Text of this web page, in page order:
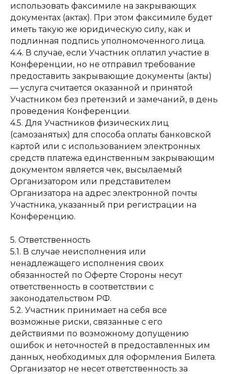
использовать факсимиле на закрывающих
документах (актах). При этом факсимиле будет
иметь такую же юридическую силу, как и
подлинная подпись уполномоченного лица.
4.4. В случае, если Участник оплатил участие в
Конференции, но не отправил требование
предоставить закрывающие документы (акты)
— услуга считается оказанной и принятой
Участником без претензий и замечаний, в день
проведения Конференции.
4.5. Для Участников физических лиц
(самозанятых) для способа оплаты банковской
картой или с использованием электронных
средств платежа единственным закрывающим
документом является чек, высылаемый
Организатором или представителем
Организатора на адрес электронной почты
Участника, указанный при регистрации на
Конференцию.
5. Ответственность
5.1. В случае неисполнения или
ненадлежащего исполнения своих
обязанностей по Оферте Стороны несут
ответственность в соответствии с
законодательством РФ.
5.2. Участник принимает на себя все
возможные риски, связанные с его
действиями по возможному допущению
ошибок и неточностей в предоставленных им
данных, необходимых для оформления Билета.
Организатор не несет ответственность за